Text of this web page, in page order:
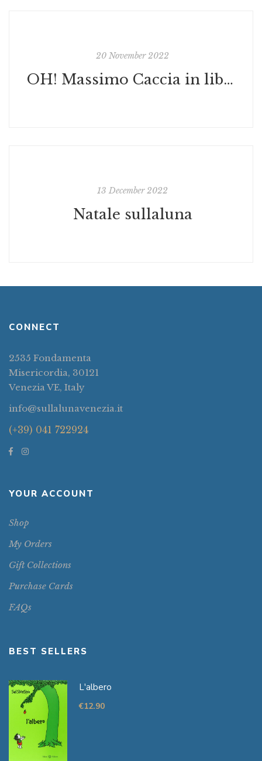
20 November 2022
OH! Massimo Caccia in libreria sullaluna con le stampe, gli adesivi e le nuove borse autografate in edizione limitata
13 December 2022
Natale sullaluna
CONNECT
2535 Fondamenta
Misericordia, 30121
Venezia VE, Italy
info@sullalunavenezia.it
(+39) 041 722924
YOUR ACCOUNT
Shop
My Orders
Gift Collections
Purchase Cards
FAQs
BEST SELLERS
L'albero
€12.90